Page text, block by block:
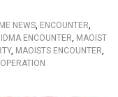
NEWS, ENCOUNTER,
ENCOUNTER, MAOIST
, MAOISTS ENCOUNTER,
OPERATION